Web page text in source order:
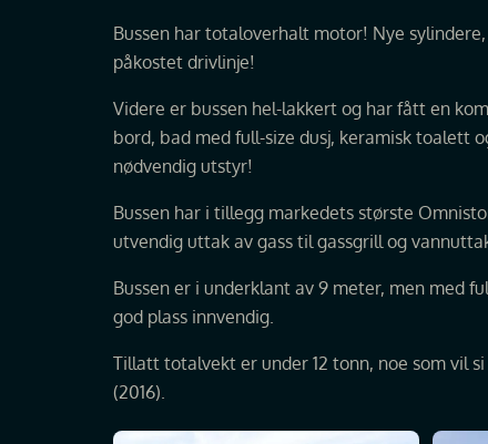
Bussen har totaloverhalt motor! Nye
påkostet drivlinje!
Videre er bussen hel-lakkert og har fått en
bord, bad med full-size dusj, keramisk toalett
nødvendig utstyr!
Bussen har i tillegg markedets største
utvendig uttak av gass til gassgrill og
Bussen er i underklant av 9 meter, men med
god plass innvendig.
Tillatt totalvekt er under 12 tonn, noe som vil
(2016).